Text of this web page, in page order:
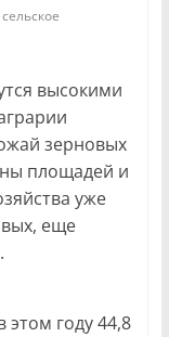
сельское
высокими
зерновых
площадей и
уже
еще
этом году 44,8